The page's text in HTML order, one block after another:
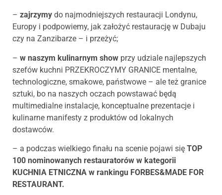
– zajrzymy do najmodniejszych restauracji Londynu,
Europy i podpowiemy, jak założyć restaurację w Dubaju
czy na Zanzibarze – i przeżyć;
– w naszym kulinarnym show przy udziale najlepszych
szefów kuchni PRZEKROCZYMY GRANICE mentalne,
technologiczne, smakowe, państwowe – ale też granice
sztuki, bo na naszych oczach powstawać będą
multimedialne instalacje, konceptualne prezentacje i
kulinarne manifesty z produktów od lokalnych
dostawców.
– a podczas wielkiego finału na scenie pojawi się TOP
100 nominowanych restauratorów w kategorii
KUCHNIA ETNICZNA w rankingu FORBES&MADE FOR
RESTAURANT.